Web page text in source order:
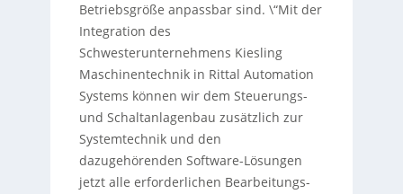
Betriebsgröße anpassbar sind. \“Mit der
Integration des
Schwesterunternehmens Kiesling
Maschinentechnik in Rittal Automation
Systems können wir dem Steuerungs-
und Schaltanlagenbau zusätzlich zur
Systemtechnik und den
dazugehörenden Software-Lösungen
jetzt alle erforderlichen Bearbeitungs-